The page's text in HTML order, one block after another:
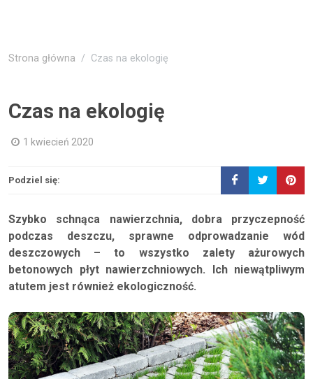
Strona główna Czas na ekologię
Czas na ekologię
1 kwiecień 2020
Podziel się:
Szybko schnąca nawierzchnia, dobra przyczepność
podczas deszczu, sprawne odprowadzanie wód
deszczowych – to wszystko zalety ażurowych
betonowych płyt nawierzchniowych. Ich niewątpliwym
atutem jest również ekologiczność.